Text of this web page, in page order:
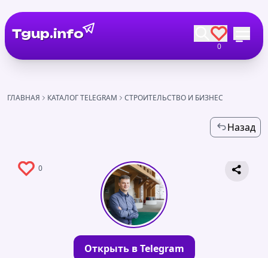
Tgup.info
0
ГЛАВНАЯ КАТАЛОГ TELEGRAM СТРОИТЕЛЬСТВО И БИЗНЕС
Назад
0
Открыть в Telegram